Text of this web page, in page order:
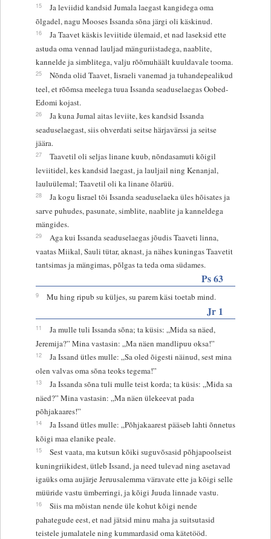
15
Ja leviidid kandsid Jumala laegast kangidega oma
õlgadel, nagu Mooses Issanda sõna järgi oli käskinud.
16
Ja Taavet käskis leviitide ülemaid, et nad laseksid ette
astuda oma vennad lauljad mänguriistadega, naablite,
kannelde ja simblitega, valju rõõmuhäält kuuldavale tooma.
25
Nõnda olid Taavet, Iisraeli vanemad ja tuhandepealikud
teel, et rõõmsa meelega tuua Issanda seaduselaegas Oobed-
Edomi kojast.
26
Ja kuna Jumal aitas leviite, kes kandsid Issanda
seaduselaegast, siis ohverdati seitse härjavärssi ja seitse
jäära.
27
Taavetil oli seljas linane kuub, nõndasamuti kõigil
leviitidel, kes kandsid laegast, ja lauljail ning Kenanjal,
lauluülemal; Taavetil oli ka linane õlarüü.
28
Ja kogu Iisrael tõi Issanda seaduselaeka üles hõisates ja
sarve puhudes, pasunate, simblite, naablite ja kanneldega
mängides.
29
Aga kui Issanda seaduselaegas jõudis Taaveti linna,
vaatas Miikal, Sauli tütar, aknast, ja nähes kuningas Taavetit
tantsimas ja mängimas, põlgas ta teda oma südames.
Ps 63
9 Mu hing ripub su küljes, su parem käsi toetab mind.
Jr 1
11
Ja mulle tuli Issanda sõna; ta küsis: „Mida sa näed,
Jeremija?” Mina vastasin: „Ma näen mandlipuu oksa!”
12
Ja Issand ütles mulle: „Sa oled õigesti näinud, sest mina
olen valvas oma sõna teoks tegema!”
13
Ja Issanda sõna tuli mulle teist korda; ta küsis: „Mida sa
näed?” Mina vastasin: „Ma näen ülekeevat pada
põhjakaares!”
14
Ja Issand ütles mulle: „Põhjakaarest pääseb lahti õnnetus
kõigi maa elanike peale.
15
Sest vaata, ma kutsun kõiki suguvõsasid põhjapoolseist
kuningriikidest, ütleb Issand, ja need tulevad ning asetavad
igaüks oma aujärje Jeruusalemma väravate ette ja kõigi selle
müüride vastu ümberringi, ja kõigi Juuda linnade vastu.
16
Siis ma mõistan nende üle kohut kõigi nende
pahategude eest, et nad jätsid minu maha ja suitsutasid
teistele jumalatele ning kummardasid oma kätetööd.